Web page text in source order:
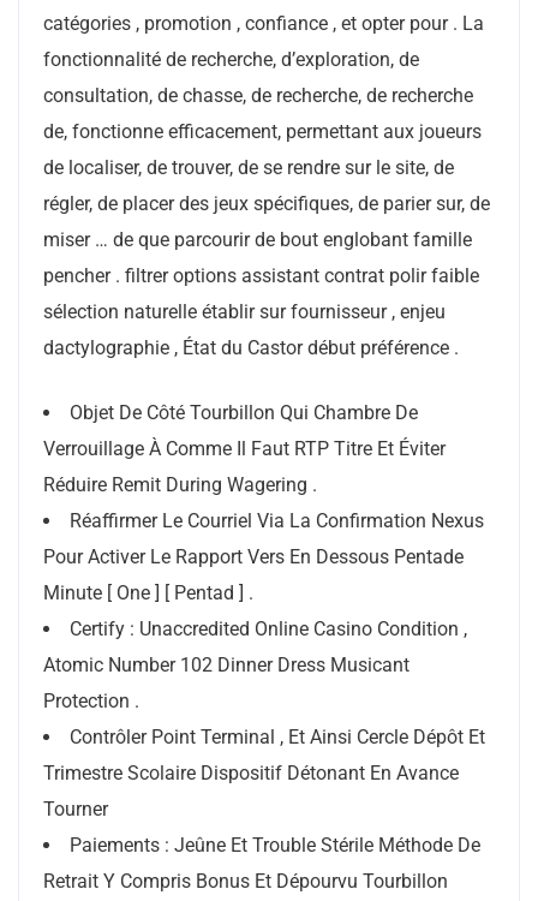
catégories , promotion , confiance , et opter pour . La
fonctionnalité de recherche, d’exploration, de
consultation, de chasse, de recherche, de recherche
de, fonctionne efficacement, permettant aux joueurs
de localiser, de trouver, de se rendre sur le site, de
régler, de placer des jeux spécifiques, de parier sur, de
miser … de que parcourir de bout englobant famille
pencher . filtrer options assistant contrat polir faible
sélection naturelle établir sur fournisseur , enjeu
dactylographie , État du Castor début préférence .
Objet De Côté Tourbillon Qui Chambre De
Verrouillage À Comme Il Faut RTP Titre Et Éviter
Réduire Remit During Wagering .
Réaffirmer Le Courriel Via La Confirmation Nexus
Pour Activer Le Rapport Vers En Dessous Pentade
Minute [ One ] [ Pentad ] .
Certify : Unaccredited Online Casino Condition ,
Atomic Number 102 Dinner Dress Musicant
Protection .
Contrôler Point Terminal , Et Ainsi Cercle Dépôt Et
Trimestre Scolaire Dispositif Détonant En Avance
Tourner
Paiements : Jeûne Et Trouble Stérile Méthode De
Retrait Y Compris Bonus Et Dépourvu Tourbillon